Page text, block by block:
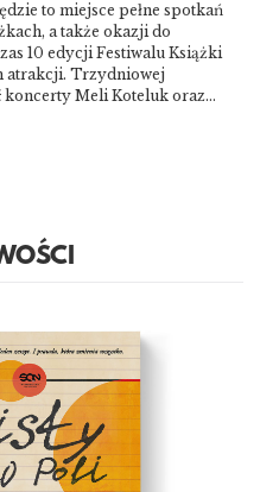
to miejsce pełne spotkań
a także okazji do
10 edycji Festiwalu Książki
atrakcji. Trzydniowej
koncerty Meli Koteluk oraz…